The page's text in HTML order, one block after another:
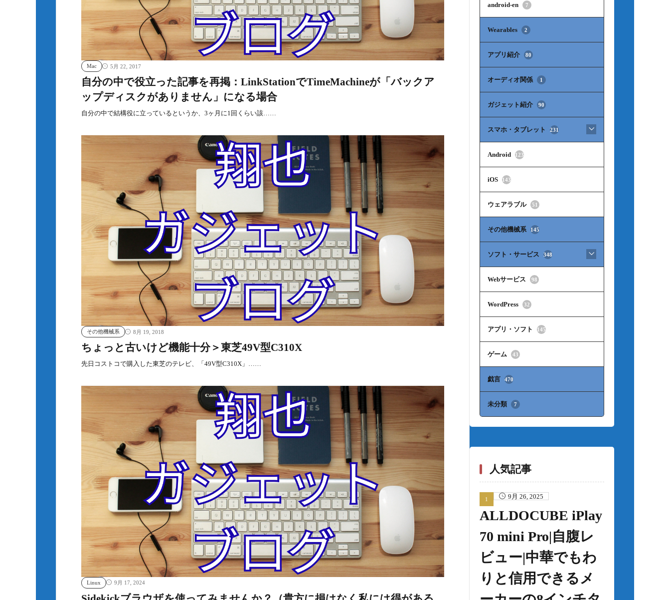
Mac 5月 22, 2017
自分の中で役立った記事を再掲：LinkStationでTimeMachineが「バックア
ップディスクがありません」になる場合
自分の中で結構役に立っているというか、3ヶ月に1回くらい該……
その他機械系 8月 19, 2018
ちょっと古いけど機能十分＞東芝49V型C310X
先日コストコで購入した東芝のテレビ、「49V型C310X」……
Linux 9月 17, 2024
android-en 7
Wearables 2
アプリ紹介 80
オーディオ関係 1
ガジェット紹介 90
スマホ・タブレット 231
Android 123
iOS 143
ウェアラブル 51
その他機械系 145
ソフト・サービス 348
Webサービス 98
WordPress 32
アプリ・ソフト 145
ゲーム 43
戯言 470
未分類 7
人気記事
9月 26, 2025
ALLDOCUBE iPlay
70 mini Pro|自腹レ
ビュー|中華でもわ
りと信用できるメ